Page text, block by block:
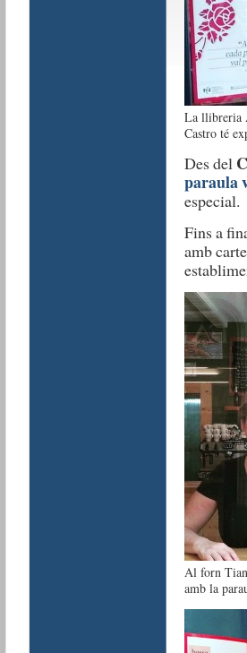
La llibreria
Castro té
Des del
paraula
especial.
Fins a
amb
Al forn
amb la